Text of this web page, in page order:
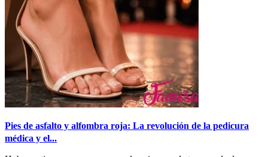
Pies de asfalto y alfombra roja: La revolución de la pedicura
médica y el...